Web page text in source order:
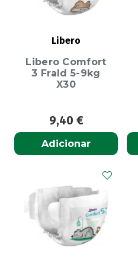
Libero
Libero Comfort
3 Frald 5-9kg
X30
9,40 €
Adicionar